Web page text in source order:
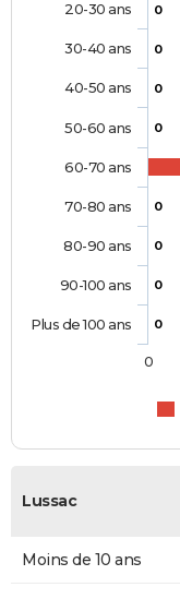
0
0
0
0
0
0
0
0
20-30 ans
30-40 ans
40-50 ans
50-60 ans
60-70 ans
70-80 ans
80-90 ans
90-100 ans
Plus de 100 ans
0
Lussac
Moins de 10 ans